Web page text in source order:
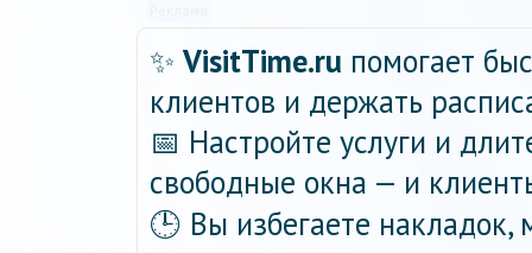
✨ VisitTime.ru помогает
клиентов и держать
📅 Настройте услуги и
свободные окна — и
🕒 Вы избегаете